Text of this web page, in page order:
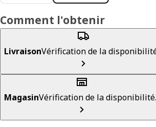
Comment l'obtenir
LivraisonVérification de la
MagasinVérification de la